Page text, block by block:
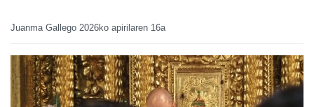
Juanma Gallego 2026ko apirilaren 16a